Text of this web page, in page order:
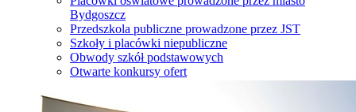
Bydgoszcz
Przedszkola publiczne prowadzone przez JST
Szkoły i placówki niepubliczne
Obwody szkół podstawowych
Otwarte konkursy ofert